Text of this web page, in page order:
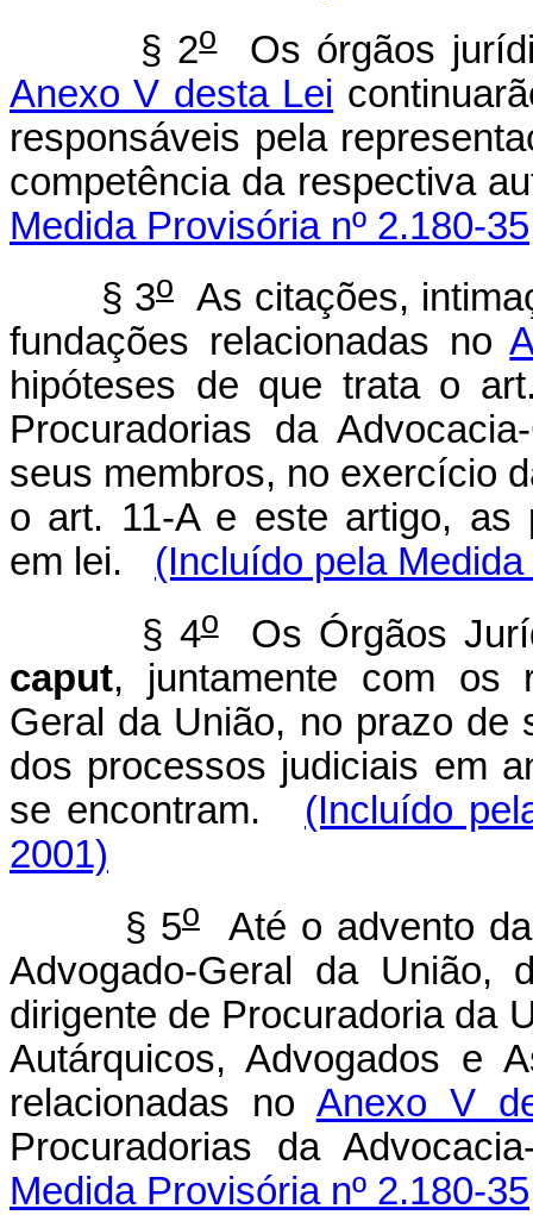
§ 2oOs órgãos
Anexo V desta Lei
responsáveis pela
competência da respectiva
Medida Provisória nº 2.180-
§ 3o
As citações,
fundações relacionadas no
hipóteses de que trata o
Procuradorias da
seus membros, no exercício
o art. 11-A e este artigo, as
em lei.
(Incluído pela
§ 4oOs Órgãos
caput, juntamente com os
Geral da União, no prazo de
dos processos judiciais em
se encontram. (Incluído
2001)
§ 5oAté o advento
Advogado-Geral da União,
dirigente de Procuradoria da
Autárquicos, Advogados e
relacionadas no Anexo V
Procuradorias da
Medida Provisória nº 2.180-